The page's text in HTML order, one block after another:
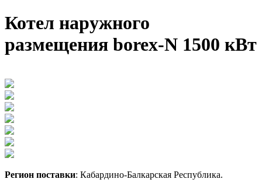
Котел наружного
размещения borex-N 1500 кВт
Регион поставки: Кабардино-Балкарская Республика.